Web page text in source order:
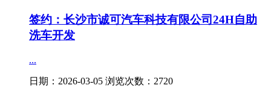
签约：长沙市诚可汽车科技有限公司24H自助
洗车开发
...
日期：2026-03-05 浏览次数：2720